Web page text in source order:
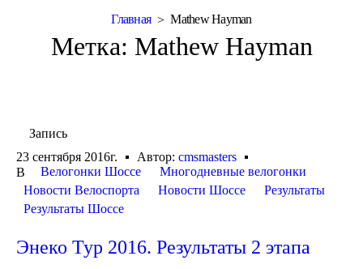
Главная Mathew Hayman
Метка: Mathew Hayman
Запись
23 сентября 2016г.
Автор: cmsmasters
В
Велогонки Шоссе
Многодневные велогонки
Новости Велоспорта
Новости Шоссе
Результаты
Результаты Шоссе
Энеко Тур 2016. Результаты 2 этапа